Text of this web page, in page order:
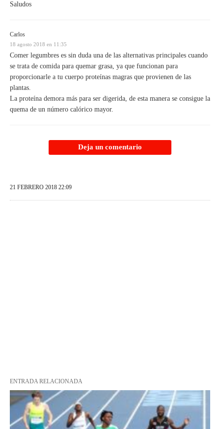
Saludos
Carlos
18 agosto 2018 en 11:35
Comer legumbres es sin duda una de las alternativas principales cuando
se trata de comida para quemar grasa, ya que funcionan para
proporcionarle a tu cuerpo proteínas magras que provienen de las
plantas.
La proteína demora más para ser digerida, de esta manera se consigue la
quema de un número calórico mayor.
Deja un comentario
21 FEBRERO 2018 22:09
ENTRADA RELACIONADA